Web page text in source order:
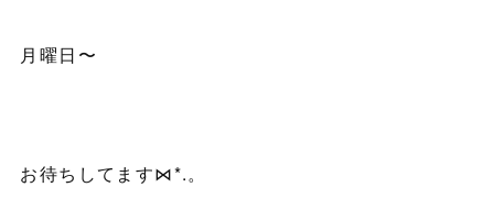
月曜日〜
お待ちしてます⋈*.。